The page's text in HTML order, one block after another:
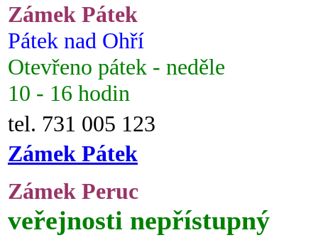
Zámek Pátek
Pátek nad Ohří
Otevřeno pátek - neděle
10 - 16 hodin
tel. 731 005 123
Zámek Pátek
Zámek Peruc
veřejnosti nepřístupný